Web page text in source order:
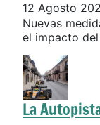
12 Agosto
Nuevas
el impacto
La